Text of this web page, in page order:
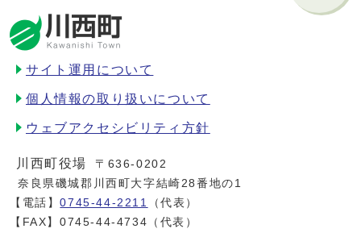
サイト運用について
個人情報の取り扱いについて
ウェブアクセシビリティ方針
川西町役場
〒636-0202
奈良県磯城郡川西町大字結崎28番地の1
【電話】0745-44-2211
（代表）
【FAX】0745-44-4734（代表）